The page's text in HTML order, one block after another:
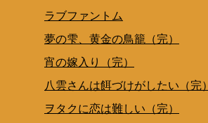
ラブファントム
夢の雫、黄金の鳥籠（完）
宵の嫁入り（完）
八雲さんは餌づけがしたい（完）
ヲタクに恋は難しい（完）